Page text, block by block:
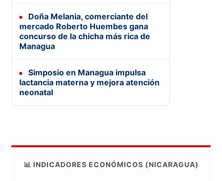
Doña Melania, comerciante del
mercado Roberto Huembes gana
concurso de la chicha más rica de
Managua
Simposio en Managua impulsa
lactancia materna y mejora atención
neonatal
📊 INDICADORES ECONÓMICOS (NICARAGUA)